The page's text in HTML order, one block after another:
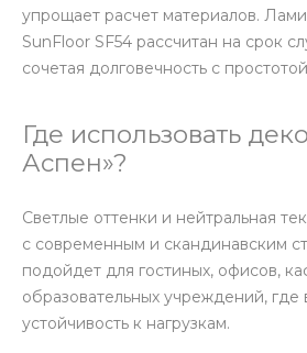
упрощает расчет материалов.
SunFloor SF54 рассчитан на срок
сочетая долговечность с
Где использовать
Аспен»?
Светлые оттенки и нейтральная
с современным и скандинавским
подойдет для гостиных, офисов,
образовательных учреждений, где
устойчивость к нагрузкам.